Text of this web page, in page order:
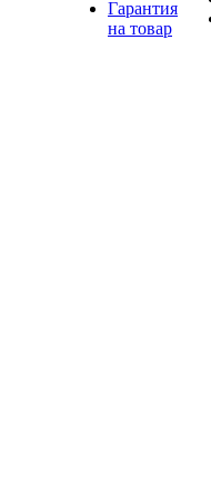
Гарантия
на товар